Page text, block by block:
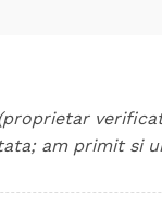
am primit si